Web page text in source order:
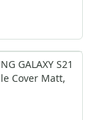
GALAXY S21
Cover Matt,